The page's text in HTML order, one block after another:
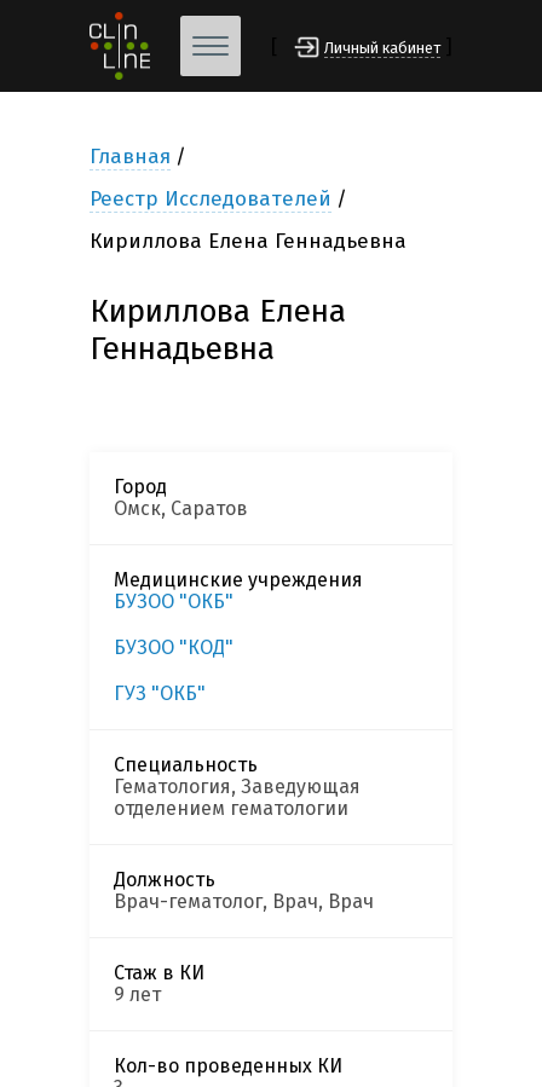
Личный кабинет
Главная
Реестр Исследователей
Кириллова Елена Геннадьевна
Кириллова Елена
Геннадьевна
Город
Омск, Саратов
Медицинские учреждения
БУЗОО "ОКБ"
БУЗОО "КОД"
ГУЗ "ОКБ"
Специальность
Гематология, Заведующая
отделением гематологии
Должность
Врач-гематолог, Врач, Врач
Стаж в КИ
9 лет
Кол-во проведенных КИ